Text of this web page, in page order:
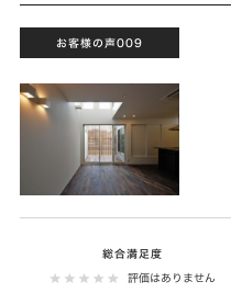
お客様の声009
総合満足度
評価はありません